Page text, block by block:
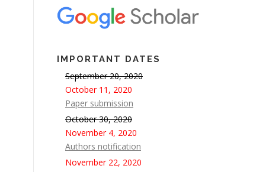
IMPORTANT DATES
September 20, 2020
October 11, 2020
Paper submission
October 30, 2020
November 4, 2020
Authors notification
November 22, 2020